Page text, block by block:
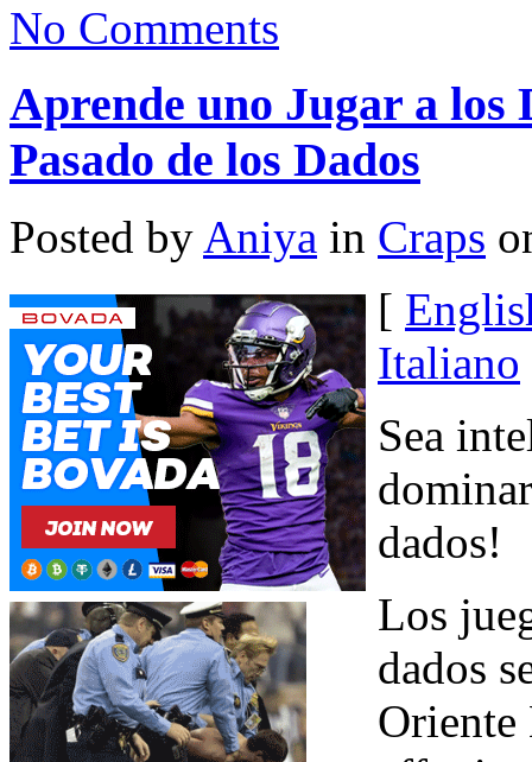
No Comments
Aprende uno Jugar a los
Pasado de los Dados
Posted by Aniya in Craps
[
Italiano
Sea
dados!
Los
dados
Oriente